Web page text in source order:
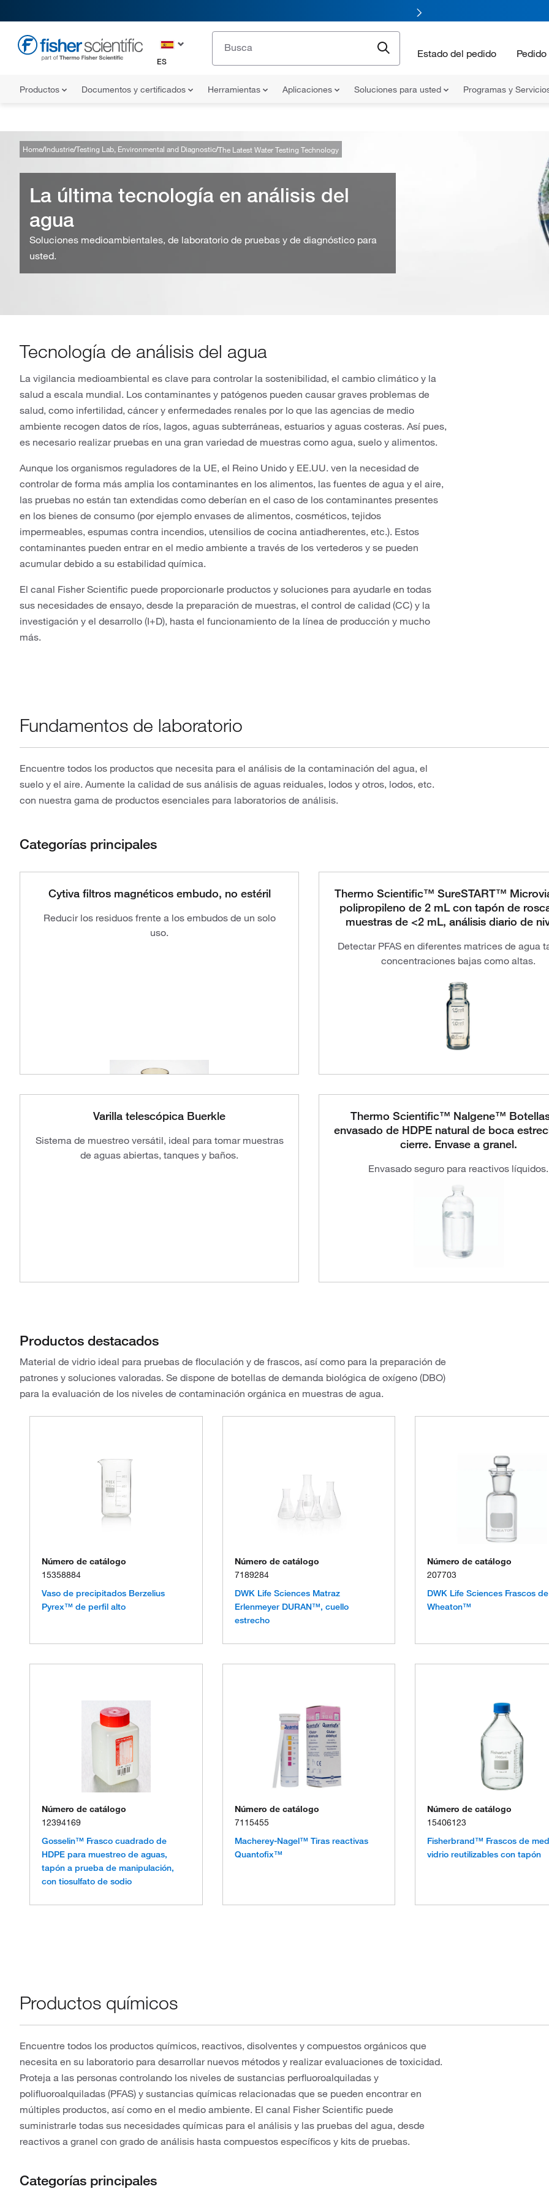
ES
Estado del pedido
Productos Documentos y certificados Herramientas Aplicaciones Soluciones para usted Programas y
Home Industrie Testing Lab, Environmental and Diagnostic The Latest Water Testing Technology
La última tecnología en análisis del
agua
Soluciones medioambientales, de laboratorio de pruebas y de diagnóstico para
usted.
Tecnología de análisis del agua
La vigilancia medioambiental es clave para controlar la sostenibilidad, el cambio climático y la
salud a escala mundial. Los contaminantes y patógenos pueden causar graves problemas de
salud, como infertilidad, cáncer y enfermedades renales por lo que las agencias de medio
ambiente recogen datos de ríos, lagos, aguas subterráneas, estuarios y aguas costeras. Así pues,
es necesario realizar pruebas en una gran variedad de muestras como agua, suelo y alimentos.
Aunque los organismos reguladores de la UE, el Reino Unido y EE.UU. ven la necesidad de
controlar de forma más amplia los contaminantes en los alimentos, las fuentes de agua y el aire,
las pruebas no están tan extendidas como deberían en el caso de los contaminantes presentes
en los bienes de consumo (por ejemplo envases de alimentos, cosméticos, tejidos
impermeables, espumas contra incendios, utensilios de cocina antiadherentes, etc.). Estos
contaminantes pueden entrar en el medio ambiente a través de los vertederos y se pueden
acumular debido a su estabilidad química.
El canal Fisher Scientific puede proporcionarle productos y soluciones para ayudarle en todas
sus necesidades de ensayo, desde la preparación de muestras, el control de calidad (CC) y la
investigación y el desarrollo (I+D), hasta el funcionamiento de la línea de producción y mucho
más.
Fundamentos de laboratorio
Encuentre todos los productos que necesita para el análisis de la contaminación del agua, el
suelo y el aire. Aumente la calidad de sus análisis de aguas reiduales, lodos y otros, lodos, etc.
con nuestra gama de productos esenciales para laboratorios de análisis.
Categorías principales
Cytiva filtros magnéticos embudo, no estéril
Reducir los residuos frente a los embudos de un solo
uso.
Thermo Scientific™ SureSTART™
polipropileno de 2 mL con tapón de
muestras de <2 mL, análisis diario de
Detectar PFAS en diferentes matrices de agua
concentraciones bajas como altas.
Varilla telescópica Buerkle
Sistema de muestreo versátil, ideal para tomar muestras
de aguas abiertas, tanques y baños.
Thermo Scientific™ Nalgene™
envasado de HDPE natural de boca
cierre. Envase a granel.
Envasado seguro para reactivos líquidos.
Productos destacados
Material de vidrio ideal para pruebas de floculación y de frascos, así como para la preparación de
patrones y soluciones valoradas. Se dispone de botellas de demanda biológica de oxígeno (DBO)
para la evaluación de los niveles de contaminación orgánica en muestras de agua.
Número de catálogo
15358884
Vaso de precipitados Berzelius
Pyrex™ de perfil alto
Número de catálogo
7189284
DWK Life Sciences Matraz
Erlenmeyer DURAN™, cuello
estrecho
Número de catálogo
207703
DWK Life Sciences Frascos
Wheaton™
Número de catálogo
12394169
Gosselin™ Frasco cuadrado de
HDPE para muestreo de aguas,
tapón a prueba de manipulación,
con tiosulfato de sodio
Número de catálogo
7115455
Macherey-Nagel™ Tiras reactivas
Quantofix™
Número de catálogo
15406123
Fisherbrand™ Frascos de
vidrio reutilizables con tapón
Productos químicos
Encuentre todos los productos químicos, reactivos, disolventes y compuestos orgánicos que
necesita en su laboratorio para desarrollar nuevos métodos y realizar evaluaciones de toxicidad.
Proteja a las personas controlando los niveles de sustancias perfluoroalquiladas y
polifluoroalquiladas (PFAS) y sustancias químicas relacionadas que se pueden encontrar en
múltiples productos, así como en el medio ambiente. El canal Fisher Scientific puede
suministrarle todas sus necesidades químicas para el análisis y las pruebas del agua, desde
reactivos a granel con grado de análisis hasta compuestos específicos y kits de pruebas.
Categorías principales